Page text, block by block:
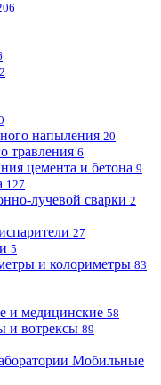
2
напыления 20
травления 6
цемента и бетона 9
127
лучевой сварки 2
27
5
и колориметры 83
и медицинские 58
и вотрексы 89
Мобильные